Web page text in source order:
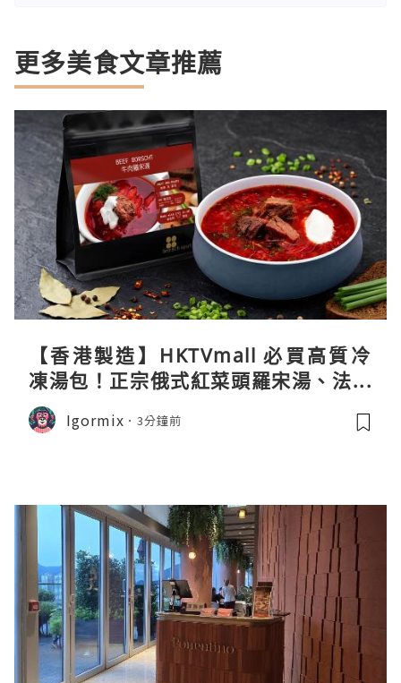
更多美食文章推薦
【香港製造】HKTVmall 必買高質冷
凍湯包！正宗俄式紅菜頭羅宋湯、法式
龍蝦濃湯與生酮膠原蛋白骨頭湯全攻略
Igormix 3分鐘前